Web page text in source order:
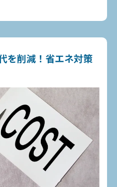
を削減！省エネ対策